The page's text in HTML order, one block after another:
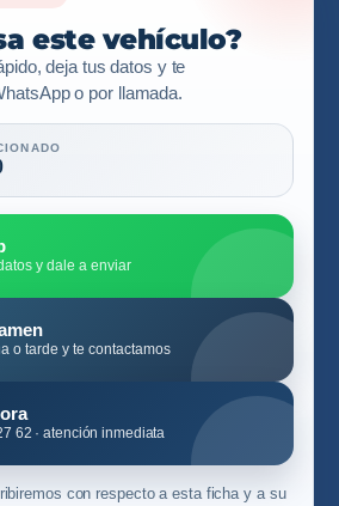
este vehículo?
deja tus datos y te
o por llamada.
y dale a enviar
o tarde y te contactamos
62 · atención inmediata
con respecto a esta ficha y a su